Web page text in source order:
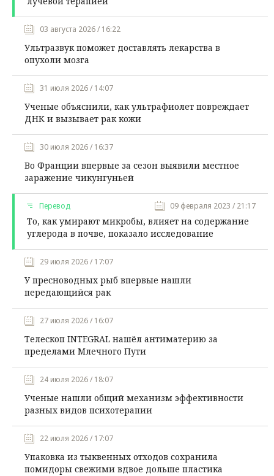
03 августа 2026 / 16:22
Ультразвук поможет доставлять лекарства в
опухоли мозга
31 июля 2026 / 14:07
Ученые объяснили, как ультрафиолет повреждает
ДНК и вызывает рак кожи
30 июля 2026 / 16:37
Во Франции впервые за сезон выявили местное
заражение чикунгуньей
Перевод 09 февраля 2023 / 21:17
То, как умирают микробы, влияет на содержание
углерода в почве, показало исследование
29 июля 2026 / 17:07
У пресноводных рыб впервые нашли
передающийся рак
27 июля 2026 / 16:07
Телескоп INTEGRAL нашёл антиматерию за
пределами Млечного Пути
24 июля 2026 / 18:07
Ученые нашли общий механизм эффективности
разных видов психотерапии
22 июля 2026 / 17:07
Упаковка из тыквенных отходов сохранила
помидоры свежими вдвое дольше пластика